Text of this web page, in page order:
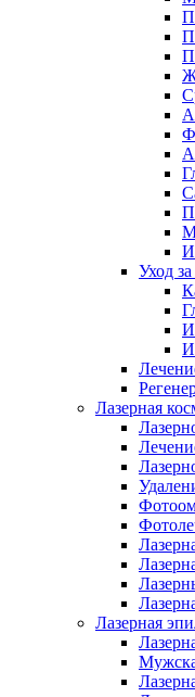
Уход
Лазерная
Лазерная